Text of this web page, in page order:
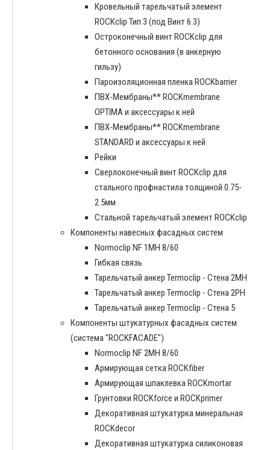
Кровельный тарельчатый элемент
ROCKclip Тип 3 (под Винт 6.3)
Остроконечный винт ROCKclip для
бетонного основания (в анкерную
гильзу)
Пароизоляционная пленка ROCKbarrier
ПВХ-Мембраны** ROCKmembrane
OPTIMA и аксессуары к ней
ПВХ-Мембраны** ROCKmembrane
STANDARD и аксессуары к ней
Рейки
Сверлоконечный винт ROCKclip для
стального профнастила толщиной 0.75-
2.5мм
Стальной тарельчатый элемент ROCKclip
Компоненты навесных фасадных систем
Normoclip NF 1MH 8/60
Гибкая связь
Тарельчатый анкер Termoclip - Стена 2MH
Тарельчатый анкер Termoclip - Стена 2PH
Тарельчатый анкер Termoclip - Стена 5
Компоненты штукатурных фасадных систем
(система "ROCKFACADE")
Normoclip NF 2MH 8/60
Армирующая сетка ROCKfiber
Армирующая шпаклевка ROCKmortar
Грунтовки ROCKforce и ROCKprimer
Декоративная штукатурка минеральная
ROCKdecor
Декоративная штукатурка силиконовая